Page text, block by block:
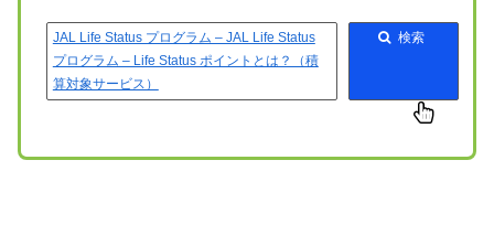
JAL Life Status プログラム – JAL Life Status
プログラム – Life Status ポイントとは？（積
算対象サービス）
検索